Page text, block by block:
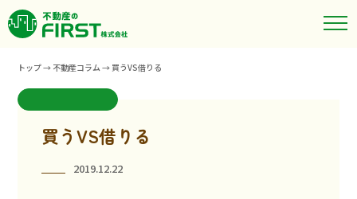
トップ→ 不動産コラム→ 買うVS借りる
買うVS借りる
2019.12.22